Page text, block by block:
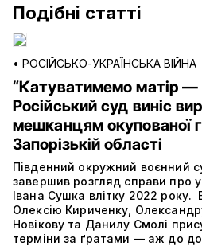
Подібні статті
• РОСІЙСЬКО-УКРАЇНСЬКА ВІЙНА
“Катуватимемо матір —
Російський суд виніс
мешканцям окупованої
Запорізькій області
Південний окружний воєнний
завершив розгляд справи про
Івана Сушка влітку 2022
Олексію Кириченку,
Новікову та Данилу Смолі
терміни за ґратами — аж до